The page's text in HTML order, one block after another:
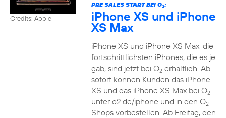
Credits: Apple
PRE SALES START BEI O2:
iPhone XS und iPhone
XS Max
iPhone XS und iPhone XS Max, die
fortschrittlichsten iPhones, die es je
gab, sind jetzt bei O2erhältlich. Ab
sofort können Kunden das iPhone
XS und das iPhone XS Max bei O2
unter o2.de/iphone und in den O2
Shops vorbestellen. Ab Freitag, den